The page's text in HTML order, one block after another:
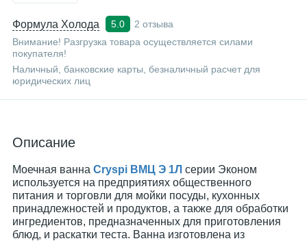
Формула Холода 5.0
2 отзыва
Внимание! Разгрузка товара осуществляется силами
покупателя!
Наличный, банковские карты, безналичный расчет для
юридических лиц
Описание
Моечная ванна Cryspi ВМЦ Э 1Л серии Эконом
используется на предприятиях общественного
питания и торговли для мойки посуды, кухонных
принадлежностей и продуктов, а также для обработки
ингредиентов, предназначенных для приготовления
блюд, и раскатки теста. Ванна изготовлена из